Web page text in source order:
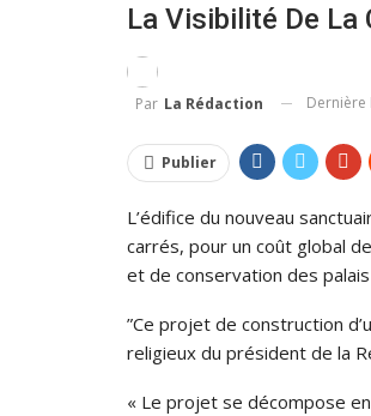
La Visibilité De La
Par La Rédaction Dernière
Publier
L’édifice du nouveau
carrés, pour un coût global
et de conservation des
”Ce projet de construction
religieux du président de la
« Le projet se décompose